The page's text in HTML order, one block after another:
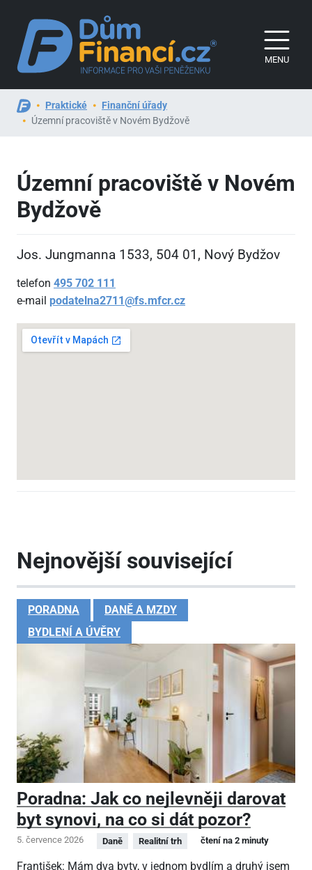
MENU
Praktické
Finanční úřady
Územní pracoviště v Novém Bydžově
Územní pracoviště v Novém
Bydžově
Jos. Jungmanna 1533, 504 01, Nový Bydžov
telefon 495 702 111
e-mail podatelna2711@fs.mfcr.cz
Nejnovější související
PORADNA
DANĚ A MZDY
BYDLENÍ A ÚVĚRY
Poradna: Jak co nejlevněji darovat
byt synovi, na co si dát pozor?
5. července 2026 Daně Realitní trh čtení na 2 minuty
František: Mám dva byty, v jednom bydlím a druhý jsem